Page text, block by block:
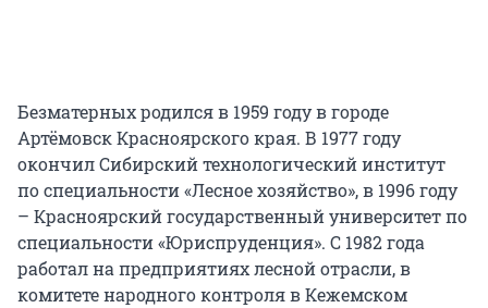
Безматерных родился в 1959 году в городе
Артёмовск Красноярского края. В 1977 году
окончил Сибирский технологический институт
по специальности «Лесное хозяйство», в 1996 году
– Красноярский государственный университет по
специальности «Юриспруденция». С 1982 года
работал на предприятиях лесной отрасли, в
комитете народного контроля в Кежемском